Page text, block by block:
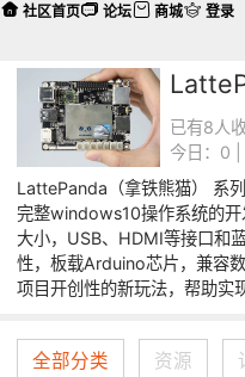
已有8人
今日：0
LattePanda（拿铁熊猫） 系
完整windows10操作系统的
大小，USB、HDMI等接口和
性，板载Arduino芯片，兼容
项目开创性的新玩法，帮助实
全部分类 资源
社区首页 论坛 商城 登录